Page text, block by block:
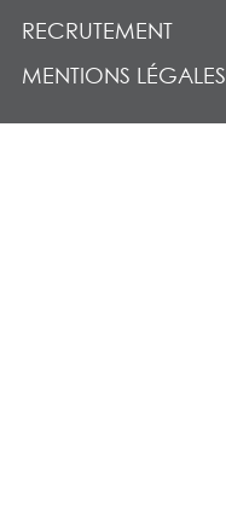
RECRUTEMENT
MENTIONS LÉGALES